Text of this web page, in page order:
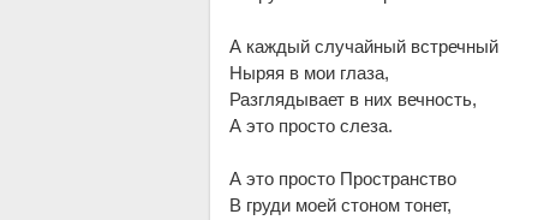
А каждый случайный встречный
Ныряя в мои глаза,
Разглядывает в них вечность,
А это просто слеза.
А это просто Пространство
В груди моей стоном тонет,